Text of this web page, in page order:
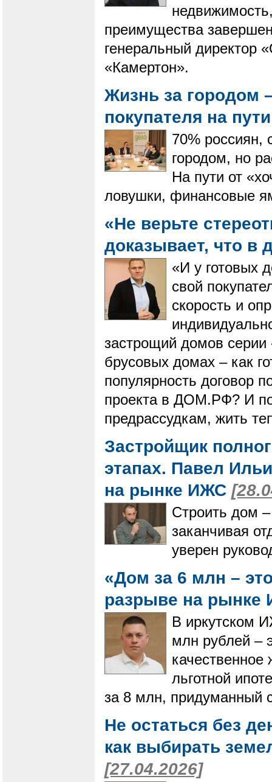
преимущества
генеральный директор
«Камертон».
Жизнь за городом
покупателя на
70% россиян,
городом, но
На пути от
ловушки, финансовые
«Не верьте
доказывает, что в
«И у готовых
свой
скорость и
застрощий домов серии
брусовых домах – как
популярность договор
проекта в ДОМ.РФ? И
предрассудкам, жить
Застройщик
этапах. Павел
на рынке ИЖС
Строить дом
заканчивая
уверен
«Дом за 6 млн –
разрыве на
В иркутском
млн рублей –
льготной
за 8 млн, придуманный
Не остаться без
как выбирать
[27.04.2026]